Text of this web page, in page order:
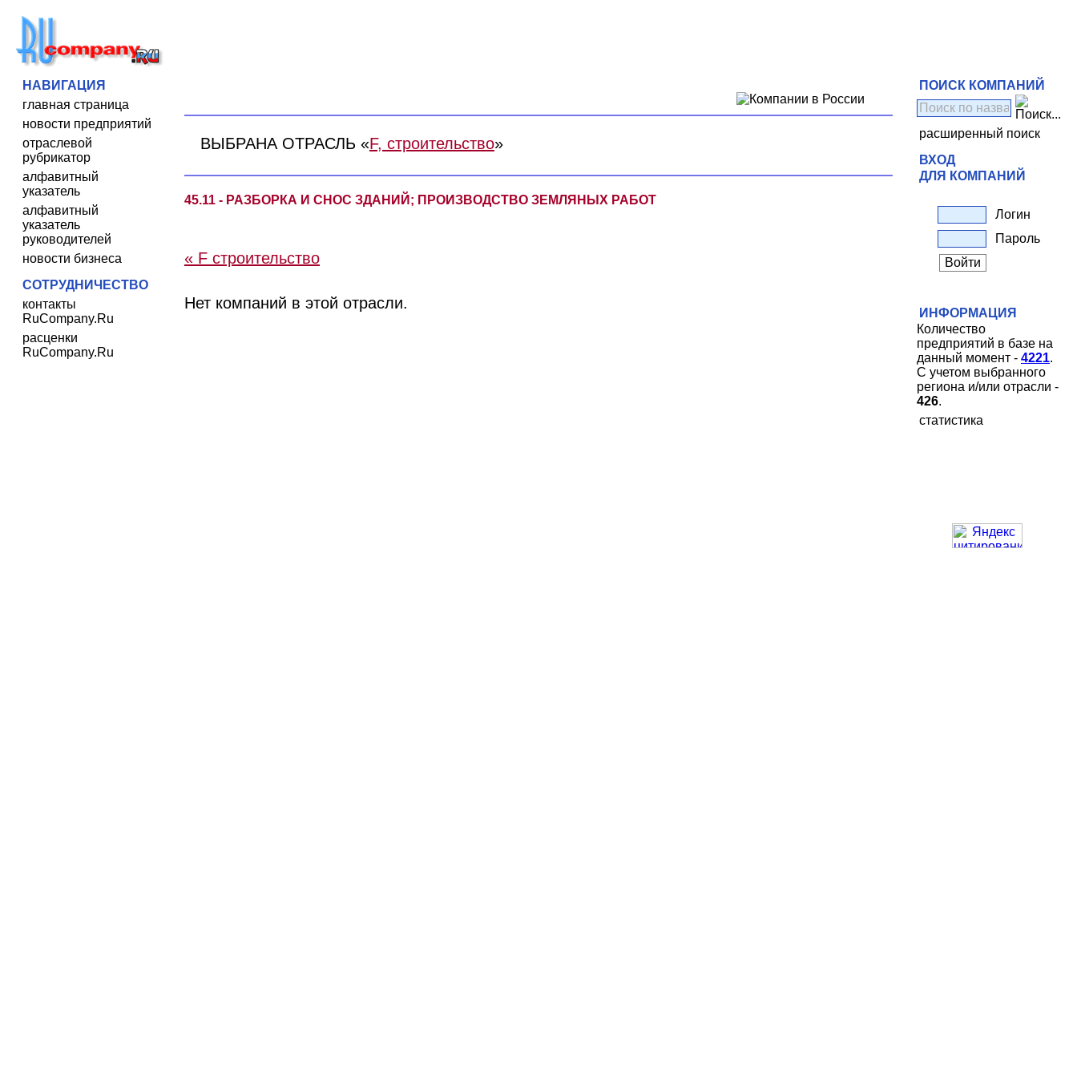
НАВИГАЦИЯ
главная страница
новости предприятий
отраслевой
рубрикатор
алфавитный
указатель
алфавитный
указатель
руководителей
новости бизнеса
СОТРУДНИЧЕСТВО
контакты
RuCompany.Ru
расценки
RuCompany.Ru
ВЫБРАНА ОТРАСЛЬ «F, строительство»
45.11 - РАЗБОРКА И СНОС ЗДАНИЙ; ПРОИЗВОДСТВО ЗЕМЛЯНЫХ РАБОТ
« F строительство
Нет компаний в этой отрасли.
ПОИСК КОМПАНИЙ
расширенный поиск
ВХОД
ДЛЯ КОМПАНИЙ
Логин
Пароль
ИНФОРМАЦИЯ
Количество
предприятий в базе на
данный момент - 4221.
С учетом выбранного
региона и/или отрасли -
426.
статистика